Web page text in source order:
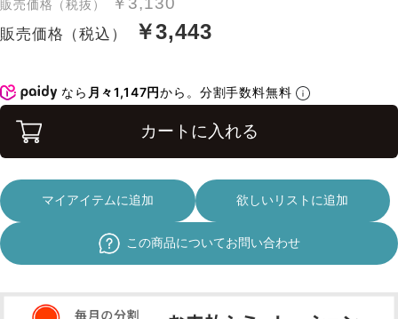
販売価格（税抜）
販売価格（税込） ￥3,443
なら 月々1,147円から。分割手数料無料
カートに入れる
マイアイテムに追加 欲しいリストに追加
この商品についてお問い合わせ